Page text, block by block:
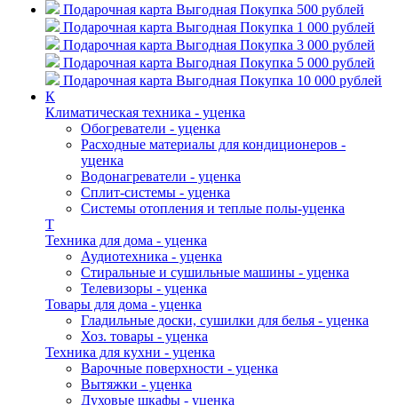
Подарочная карта Выгодная Покупка 500 рублей
Подарочная карта Выгодная Покупка 1 000 рублей
Подарочная карта Выгодная Покупка 3 000 рублей
Подарочная карта Выгодная Покупка 5 000 рублей
Подарочная карта Выгодная Покупка 10 000 рублей
К
Климатическая техника - уценка
Обогреватели - уценка
Расходные материалы для кондиционеров -
уценка
Водонагреватели - уценка
Сплит-системы - уценка
Системы отопления и теплые полы-уценка
Т
Техника для дома - уценка
Аудиотехника - уценка
Стиральные и сушильные машины - уценка
Телевизоры - уценка
Товары для дома - уценка
Гладильные доски, сушилки для белья - уценка
Хоз. товары - уценка
Техника для кухни - уценка
Варочные поверхности - уценка
Вытяжки - уценка
Духовые шкафы - уценка